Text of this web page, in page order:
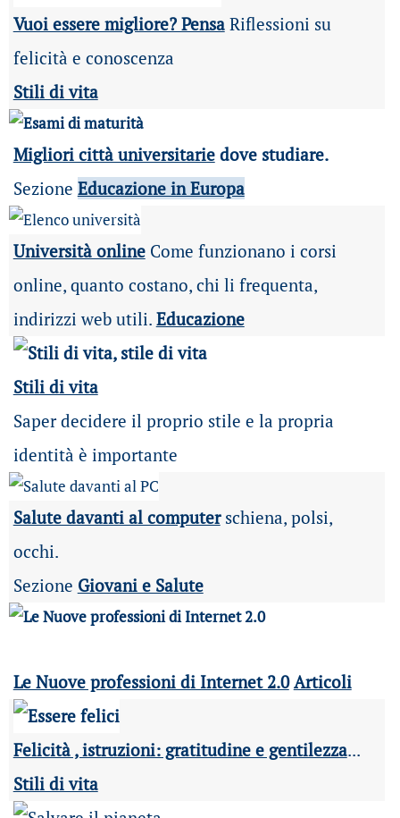
Vuoi essere migliore? PensaRiflessioni su
felicità e conoscenza
Stili di vita
Migliori città universitariedove studiare.
Sezione Educazione in Europa
Università online Come funzionano i corsi
online, quanto costano, chi li frequenta,
indirizzi web utili. Educazione
Stili di vita
Saper decidere il proprio stile e la propria
identità è importante
Salute davanti al computerschiena, polsi,
occhi.
Sezione Giovani e Salute
Le Nuove professioni di Internet 2.0 Articoli
Felicità , istruzioni: gratitudine e gentilezza...
Stili di vita